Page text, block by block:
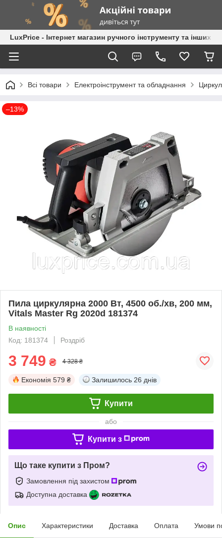
LuxPrice - Інтернет магазин ручного інструменту та інших
Всі товари Електроінструмент та обладнання
–13%
Пила циркулярна 2000 Вт, 4500 об./хв, 200 мм,
Vitals Master Rg 2020d 181374
В наявності
Код: 181374
Роздріб
3 749 ₴ 4 328 ₴
Економія 579 ₴ Залишилось 26 днів
Купити
або
Купити з
Що таке купити з Пром?
Замовлення під захистом
Доступна доставка
Опис Характеристики Доставка Оплата Умови